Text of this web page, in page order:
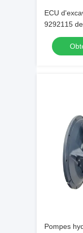
ECU
9292115
Pompes